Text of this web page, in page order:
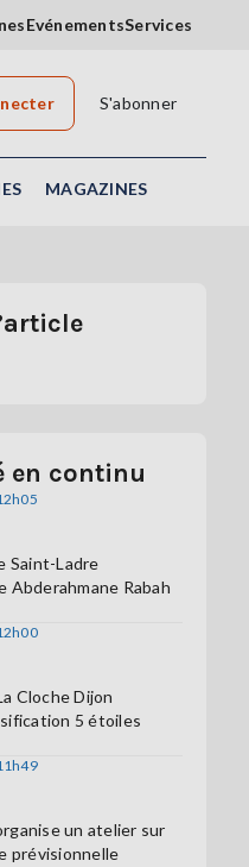
EvénementsServices
S'abonner
MAGAZINES
en continu
Saint-Ladre
Abderahmane Rabah
Cloche Dijon
5 étoiles
un atelier sur
prévisionnelle